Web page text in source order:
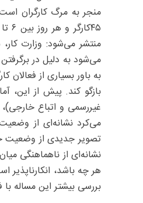
منتشر می‌شود: وزارت
می‌شود به دلیل در
به باور بسیاری از
بازگو کند. پیش‌ از این،
غیررسمی و اتباع
می‌کرد نشانه‌ای از
تصویر جدیدی از وضعیت
نشانه‌ای از ناهماهنگی
هر چه باشد، انکارناپذیر
بررسی بیشتر این مساله